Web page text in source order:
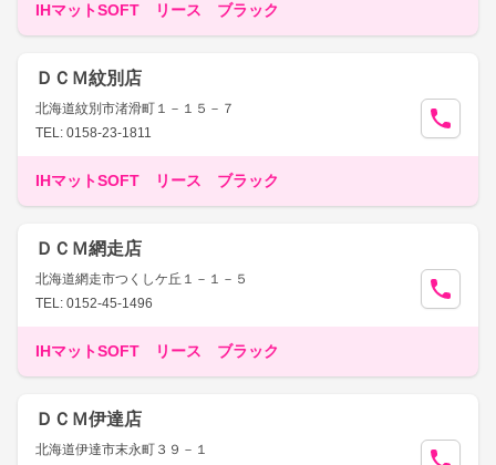
IHマットSOFT リース ブラック
ＤＣＭ紋別店
北海道紋別市渚滑町１－１５－７
TEL: 0158-23-1811
IHマットSOFT リース ブラック
ＤＣＭ網走店
北海道網走市つくしケ丘１－１－５
TEL: 0152-45-1496
IHマットSOFT リース ブラック
ＤＣＭ伊達店
北海道伊達市末永町３９－１